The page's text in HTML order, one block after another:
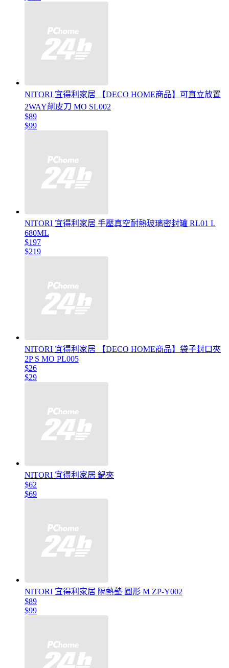
NITORI 宜得利家居 【DECO HOME商品】可直立放置
2WAY削皮刀 MO SL002
$89
$99
NITORI 宜得利家居 手壓真空耐熱玻璃密封罐 RL01 L
680ML
$197
$219
NITORI 宜得利家居 【DECO HOME商品】袋子封口夾
2P S MO PL005
$26
$29
NITORI 宜得利家居 鍋夾
$62
$69
NITORI 宜得利家居 隔熱墊 圓形 M ZP-Y002
$89
$99